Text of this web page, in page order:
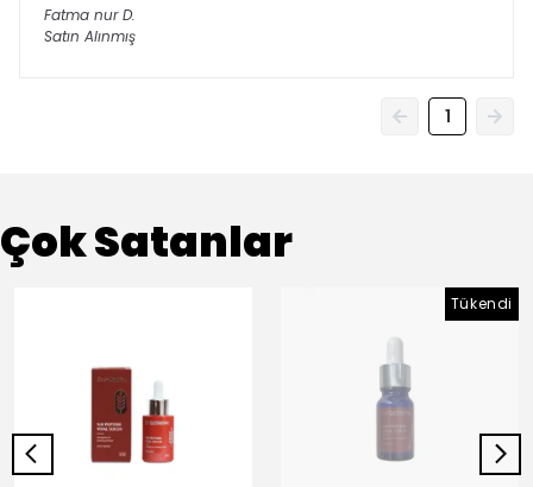
Fatma nurD.
Satın Alınmış
1
Çok Satanlar
Tükendi